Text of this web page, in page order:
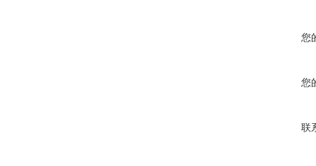
您
您
联